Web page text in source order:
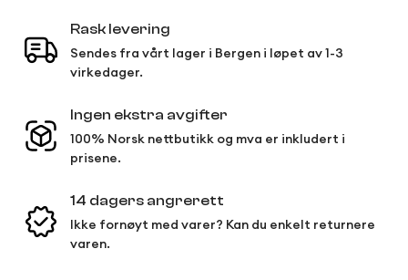
Rask levering
Sendes fra vårt lager i Bergen i løpet av 1-3
virkedager.
Ingen ekstra avgifter
100% Norsk nettbutikk og mva er inkludert i
prisene.
14 dagers angrerett
Ikke fornøyt med varer? Kan du enkelt returnere
varen.